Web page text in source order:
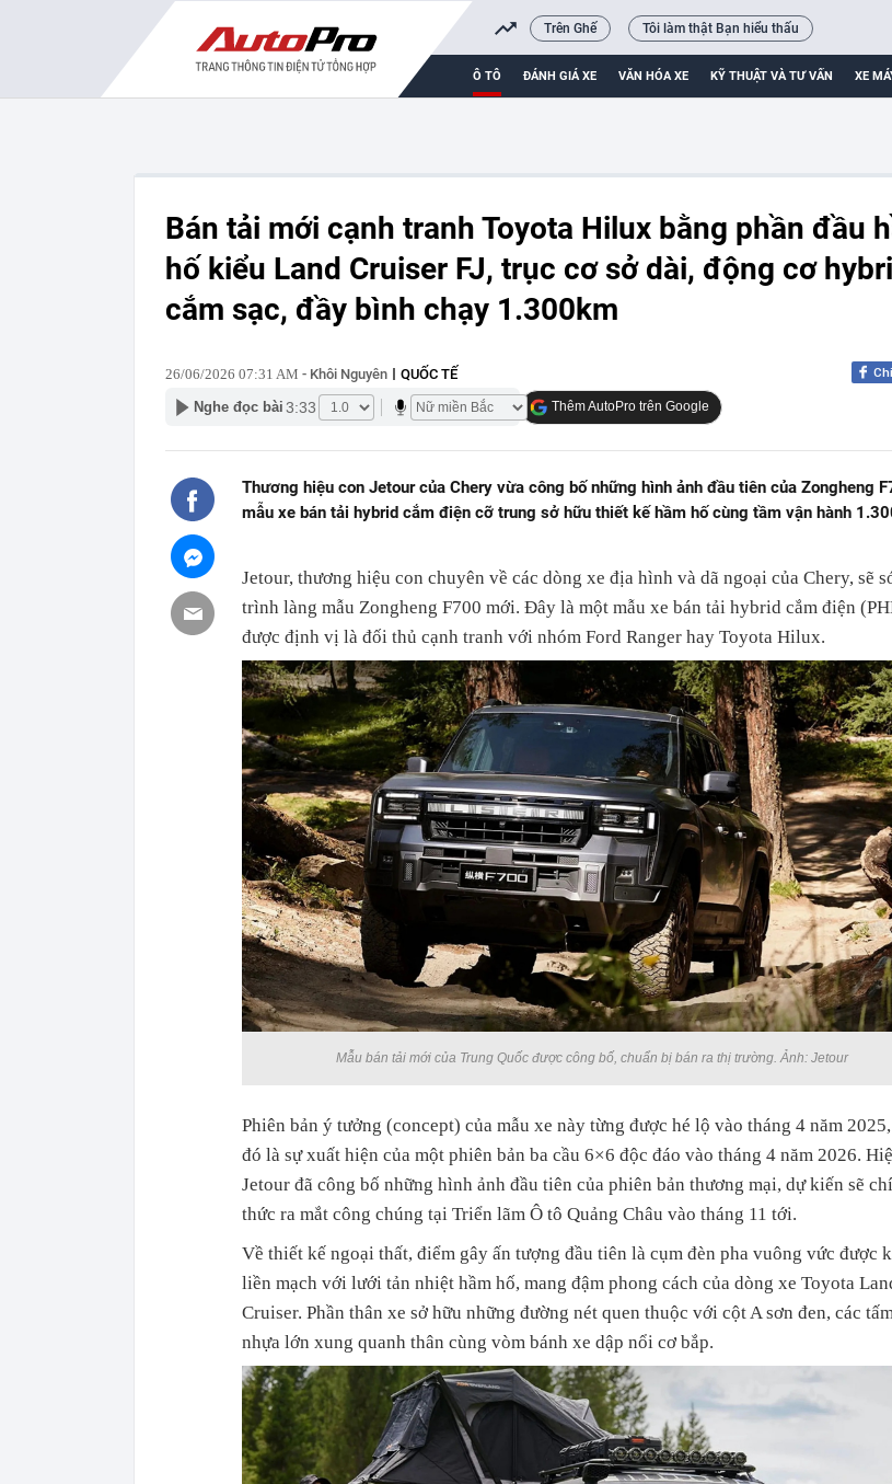
Trên Ghế Tôi làm thật Bạn hiểu thấu
Ô TÔ ĐÁNH GIÁ XE VĂN HÓA XE KỸ THUẬT VÀ TƯ VẤN XE
Bán tải mới cạnh tranh Toyota Hilux bằng phần đầu
hố kiểu Land Cruiser FJ, trục cơ sở dài, động cơ
cắm sạc, đầy bình chạy 1.300km
26/06/2026 07:31 AM - Khôi Nguyên QUỐC TẾ
Thêm AutoPro trên Google
Nghe đọc bài 3:33
Thương hiệu con Jetour của Chery vừa công bố những hình ảnh đầu tiên của Zongheng
mẫu xe bán tải hybrid cắm điện cỡ trung sở hữu thiết kế hầm hố cùng tầm vận hành
Jetour, thương hiệu con chuyên về các dòng xe địa hình và dã ngoại của Chery, sẽ
trình làng mẫu Zongheng F700 mới. Đây là một mẫu xe bán tải hybrid cắm điện
được định vị là đối thủ cạnh tranh với nhóm Ford Ranger hay Toyota Hilux.
Mẫu bán tải mới của Trung Quốc được công bố, chuẩn bị bán ra thị trường. Ảnh: Jetour
Phiên bản ý tưởng (concept) của mẫu xe này từng được hé lộ vào tháng 4 năm 2025,
đó là sự xuất hiện của một phiên bản ba cầu 6×6 độc đáo vào tháng 4 năm 2026.
Jetour đã công bố những hình ảnh đầu tiên của phiên bản thương mại, dự kiến sẽ
thức ra mắt công chúng tại Triển lãm Ô tô Quảng Châu vào tháng 11 tới.
Về thiết kế ngoại thất, điểm gây ấn tượng đầu tiên là cụm đèn pha vuông vức được
liền mạch với lưới tản nhiệt hầm hố, mang đậm phong cách của dòng xe Toyota
Cruiser. Phần thân xe sở hữu những đường nét quen thuộc với cột A sơn đen, các
nhựa lớn xung quanh thân cùng vòm bánh xe dập nổi cơ bắp.